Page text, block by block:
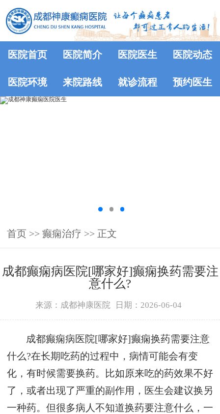
医院首页 医院简介 医院医生 医院动态
医院环境 来院路线 就诊流程 预约医生
首页 >> 癫痫治疗 >> 正文
成都癫痫病医院[哪家好]癫痫换药需要注
意什么?
来源：成都神康医院 日期：2026-06-04
成都癫痫病医院[哪家好]癫痫换药需要注意
什么?在长期吃药的过程中，病情可能会有变
化，有时候需要换药。比如原来吃的药效果不好
了，或者出现了严重的副作用，医生会建议换另
一种药。但很多病人不知道换药要注意什么，一